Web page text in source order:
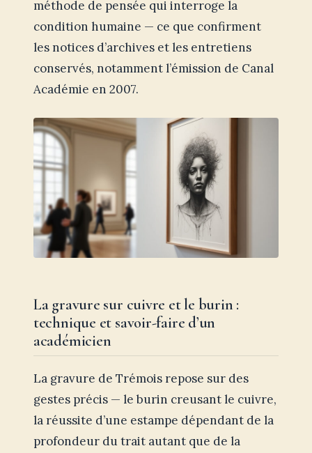
méthode de pensée qui interroge la
condition humaine — ce que confirment
les notices d’archives et les entretiens
conservés, notamment l’émission de Canal
Académie en 2007.
La gravure sur cuivre et le burin :
technique et savoir-faire d’un
académicien
La gravure de Trémois repose sur des
gestes précis — le burin creusant le cuivre,
la réussite d’une estampe dépendant de la
profondeur du trait autant que de la